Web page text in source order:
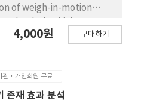
of weigh-in-motion
the perspective of traffic
traffic simulation
three vehicle
4,000원 구매하기
관·개인회원 무료
존재 효과 분석